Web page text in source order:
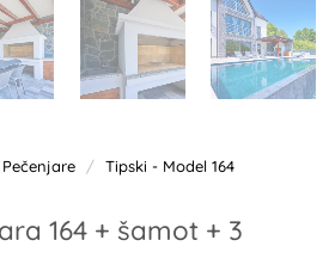
/ Tipski - Model 164
164 + šamot + 3